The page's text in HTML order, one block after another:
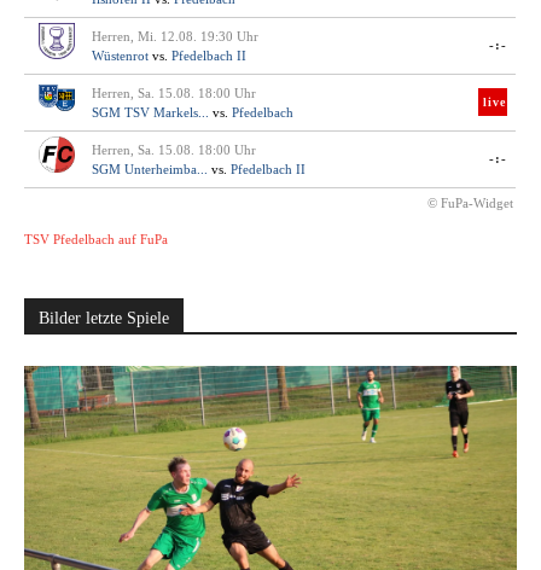
Herren, Mi. 12.08. 19:30 Uhr
Wüstenrot vs. Pfedelbach II
-:-
Herren, Sa. 15.08. 18:00 Uhr
SGM TSV Markels...
vs. Pfedelbach
live
Herren, Sa. 15.08. 18:00 Uhr
SGM Unterheimba...
vs. Pfedelbach II
-:-
© FuPa-Widget
TSV Pfedelbach auf FuPa
Bilder letzte Spiele